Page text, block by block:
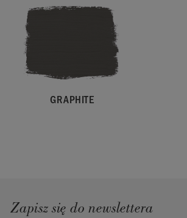
GRAPHITE
Zapisz się do newslettera